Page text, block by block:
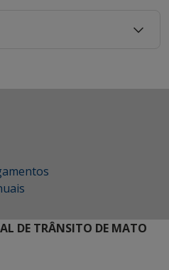
DE TRÂNSITO DE MATO